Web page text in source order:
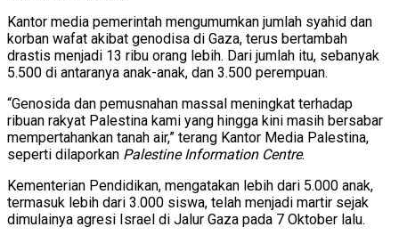
Kantor media pemerintah mengumumkan jumlah syahid dan
korban wafat akibat genodisa di Gaza, terus bertambah
drastis menjadi 13 ribu orang lebih. Dari jumlah itu, sebanyak
5.500 di antaranya anak-anak, dan 3.500 perempuan.
“Genosida dan pemusnahan massal meningkat terhadap
ribuan rakyat Palestina kami yang hingga kini masih bersabar
mempertahankan tanah air,” terang Kantor Media Palestina,
seperti dilaporkan Palestine Information Centre.
Kementerian Pendidikan, mengatakan lebih dari 5.000 anak,
termasuk lebih dari 3.000 siswa, telah menjadi martir sejak
dimulainya agresi Israel di Jalur Gaza pada 7 Oktober lalu.